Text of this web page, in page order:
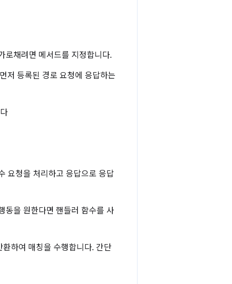
로채려면 메서드를 지정합니다.
저 등록된 경로 요청에 응답하는
요청을 처리하고 응답으로 응답
동을 원한다면 핸들러 함수를 사
환하여 매칭을 수행합니다. 간단